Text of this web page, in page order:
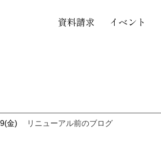
資料請求 イベント
金) リニューアル前のブログ